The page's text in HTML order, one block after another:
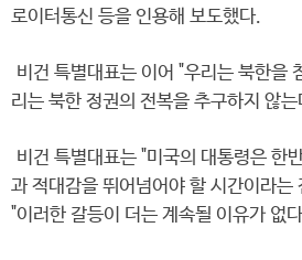
로이터통신 등을 인용해 보도했다.
비건 특별대표는 이어 "우리는 북한을
리는 북한 정권의 전복을 추구하지 않
비건 특별대표는 "미국의 대통령은 한
과 적대감을 뛰어넘어야 할 시간이라는
"이러한 갈등이 더는 계속될 이유가 없